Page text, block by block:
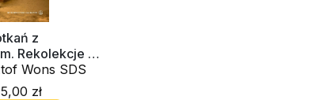
z
Rekolekcje w
Wons SDS
zł